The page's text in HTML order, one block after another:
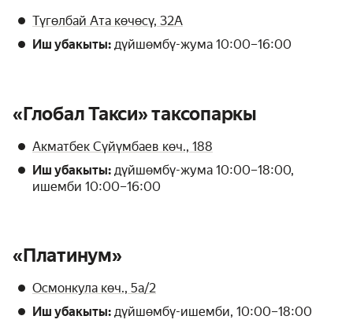
Түгөлбай Ата көчөсү, 32А
Иш убакыты: дүйшөмбү-жума 10:00–16:00
«Глобал Такси» таксопаркы
Акматбек Сүйүмбаев көч., 188
Иш убакыты: дүйшөмбү-жума 10:00–18:00,
ишемби 10:00–16:00
«Платинум»
Осмонкула көч., 5а/2
Иш убакыты: дүйшөмбү-ишемби, 10:00–18:00